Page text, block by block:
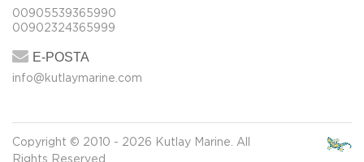
00905539365990
00902324365999
E-POSTA
info@kutlaymarine.com
Copyright © 2010 - 2026 Kutlay Marine. All
Rights Reserved.